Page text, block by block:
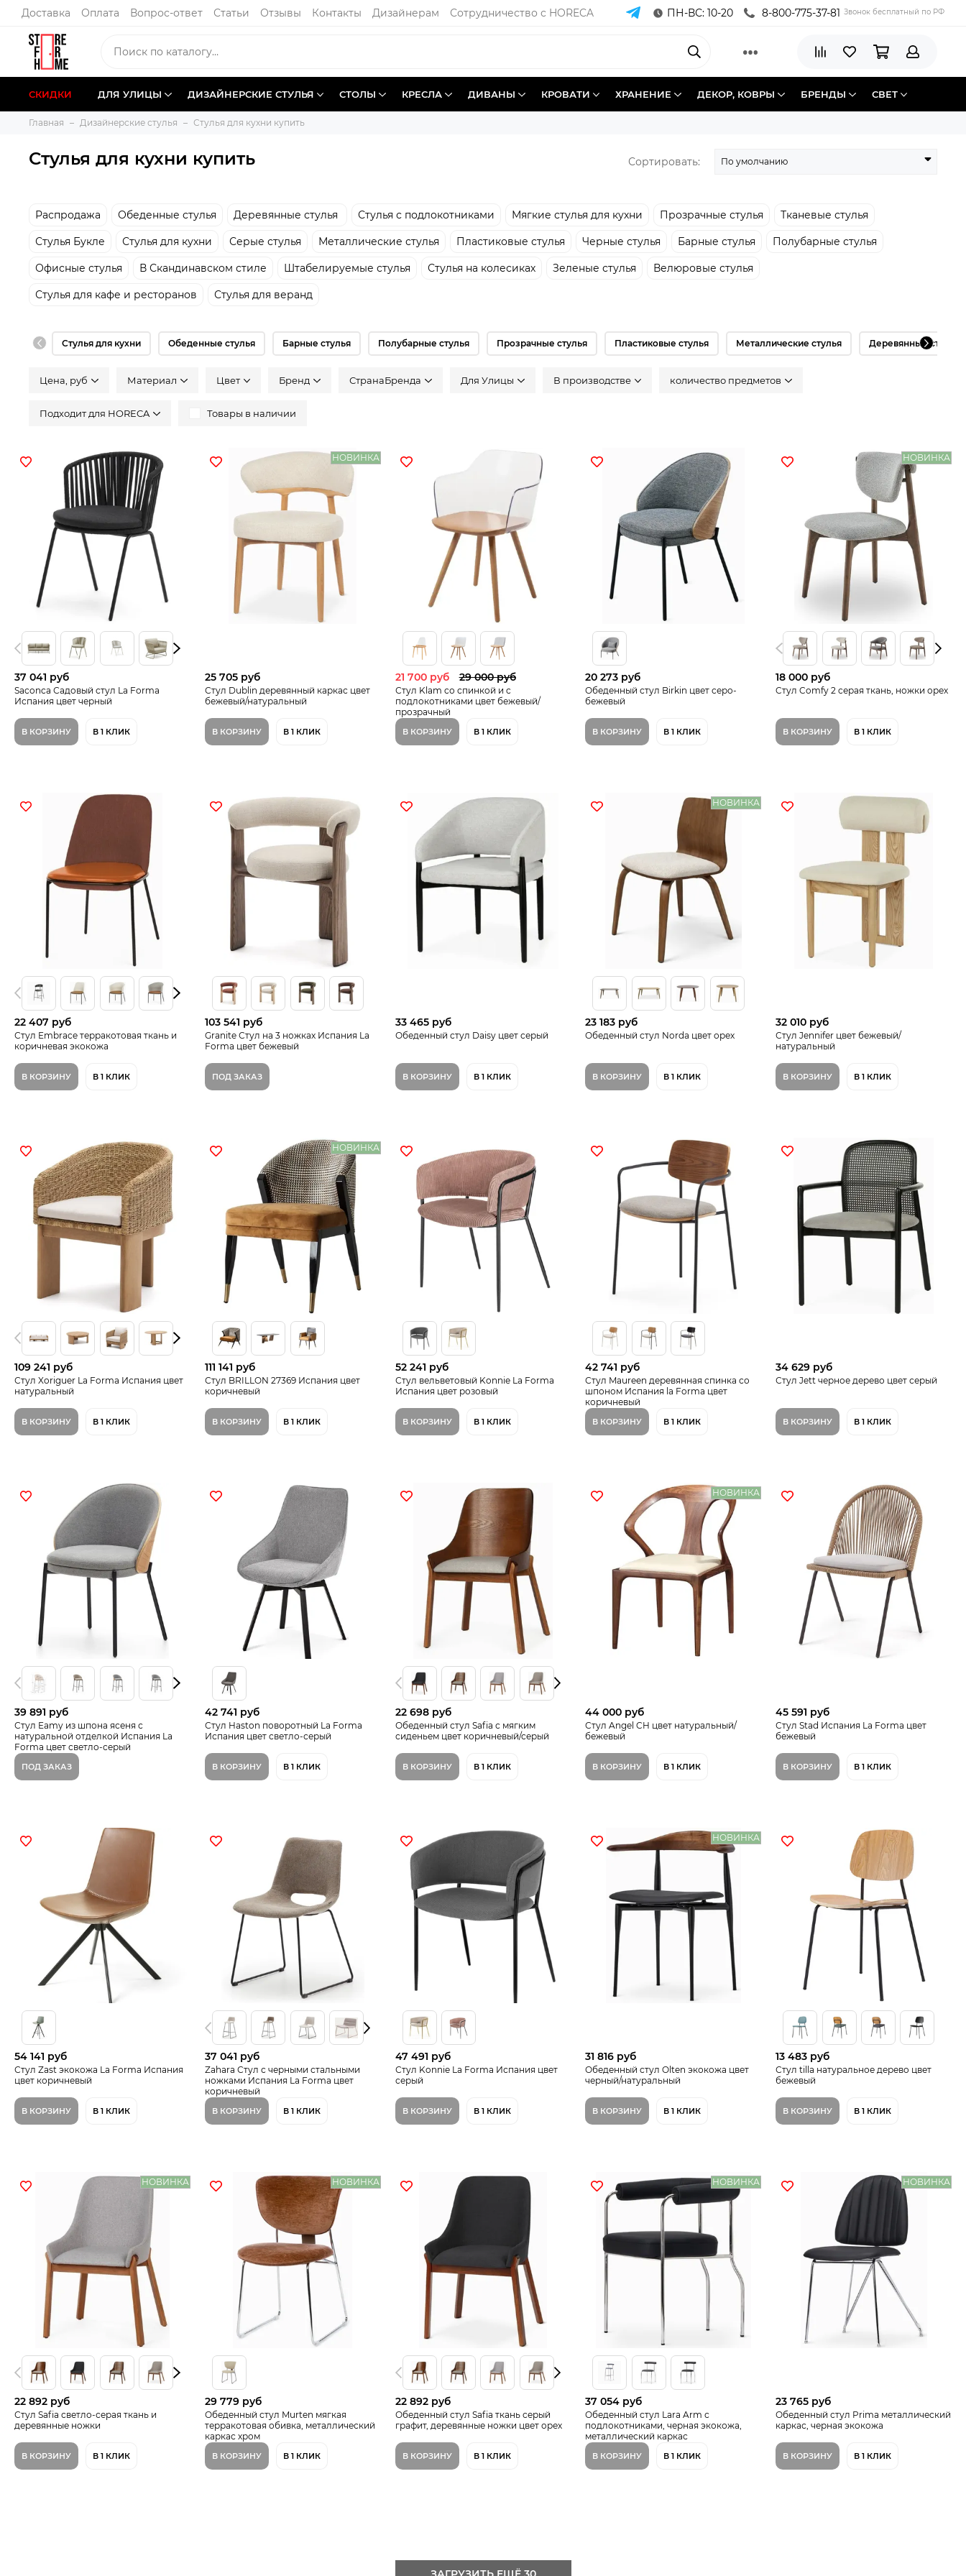
Доставка Оплата Вопрос-ответ Статьи Отзывы Контакты Дизайнерам Сотрудничество с HORECA ПН-ВС: 10-20 8-800-775-37-81 Звонок бесплатный по РФ
СКИДКИ ДЛЯ УЛИЦЫ ДИЗАЙНЕРСКИЕ СТУЛЬЯ СТОЛЫ КРЕСЛА ДИВАНЫ КРОВАТИ ХРАНЕНИЕ ДЕКОР, КОВРЫ БРЕНДЫ СВЕТ
Главная Дизайнерские стулья Стулья для кухни купить
Стулья для кухни купить Сортировать:
Распродажа Обеденные стулья Деревянные стулья Стулья с подлокотниками Мягкие стулья для кухни Прозрачные стулья Тканевые стулья
Стулья Букле Стулья для кухни Серые стулья Металлические стулья Пластиковые стулья Черные стулья Барные стулья Полубарные стулья
Офисные стулья В Скандинавском стиле Штабелируемые стулья Стулья на колесиках Зеленые стулья Велюровые стулья
Стулья для кафе и ресторанов Стулья для веранд
Стулья для кухни Обеденные стулья Барные стулья Полубарные стулья Прозрачные стулья Пластиковые стулья Металлические стулья Деревянные стулья
Цена, руб Материал Цвeт Бренд СтранаБренда Для Улицы В производстве количество предметов
Подходит для HORECA Товары в наличии
37 041 руб
Saconca Садовый стул La Forma
Испания цвет черный
В КОРЗИНУ В 1 КЛИК
НОВИНКА
25 705 руб
Стул Dublin деревянный каркас цвет
бежевый/натуральный
В КОРЗИНУ В 1 КЛИК
21 700 руб 29 000 руб
Стул Klam cо спинкой и c
подлокотниками цвет бежевый/
прозрачный
В КОРЗИНУ В 1 КЛИК
20 273 руб
Обеденный стул Birkin цвет серо-
бежевый
В КОРЗИНУ В 1 КЛИК
НОВИНКА
18 000 руб
Cтул Comfy 2 cерая ткань, ножки орех
В КОРЗИНУ В 1 КЛИК
22 407 руб
Стул Embrace терракотовая ткань и
коричневая экокожа
В КОРЗИНУ В 1 КЛИК
103 541 руб
Granite Стул на 3 ножках Испания La
Forma цвет бежевый
ПОД ЗАКАЗ
33 465 руб
Обеденный стул Daisy цвет серый
В КОРЗИНУ В 1 КЛИК
НОВИНКА
23 183 руб
Обеденный стул Norda цвет орех
В КОРЗИНУ В 1 КЛИК
32 010 руб
Стул Jennifer цвет бежевый/
натуральный
В КОРЗИНУ В 1 КЛИК
109 241 руб
Стул Xoriguer La Forma Испания цвет
натуральный
В КОРЗИНУ В 1 КЛИК
НОВИНКА
111 141 руб
Стул BRILLON 27369 Испания цвет
коричневый
В КОРЗИНУ В 1 КЛИК
52 241 руб
Стул вельветовый Konnie La Forma
Испания цвет розовый
В КОРЗИНУ В 1 КЛИК
42 741 руб
Стул Maureen деревянная спинка со
шпоном Испания la Forma цвет
коричневый
В КОРЗИНУ В 1 КЛИК
34 629 руб
Стул Jett черное дерево цвет серый
В КОРЗИНУ В 1 КЛИК
39 891 руб
Стул Eamy из шпона ясеня с
натуральной отделкой Испания La
Forma цвет светло-серый
ПОД ЗАКАЗ
42 741 руб
Стул Haston поворотный La Forma
Испания цвет светло-серый
В КОРЗИНУ В 1 КЛИК
22 698 руб
Обеденный стул Safia с мягким
сиденьем цвет коричневый/серый
В КОРЗИНУ В 1 КЛИК
НОВИНКА
44 000 руб
Стул Angel CH цвет натуральный/
бежевый
В КОРЗИНУ В 1 КЛИК
45 591 руб
Стул Stad Испания La Forma цвет
бежевый
В КОРЗИНУ В 1 КЛИК
54 141 руб
Стул Zast экокожа La Forma Испания
цвет коричневый
В КОРЗИНУ В 1 КЛИК
37 041 руб
Zahara Стул с черными стальными
ножками Испания La Forma цвет
коричневый
В КОРЗИНУ В 1 КЛИК
47 491 руб
Стул Konnie La Forma Испания цвет
серый
В КОРЗИНУ В 1 КЛИК
НОВИНКА
31 816 руб
Обеденный стул Olten экокожа цвет
черный/натуральный
В КОРЗИНУ В 1 КЛИК
13 483 руб
Стул tilla натуральное дерево цвет
бежевый
В КОРЗИНУ В 1 КЛИК
НОВИНКА
22 892 руб
Стул Safia светло-серая ткань и
деревянные ножки
В КОРЗИНУ В 1 КЛИК
НОВИНКА
29 779 руб
Обеденный стул Murten мягкая
терракотовая обивка, металлический
каркас хром
В КОРЗИНУ В 1 КЛИК
22 892 руб
Обеденный стул Safia ткань серый
графит, деревянные ножки цвет орех
В КОРЗИНУ В 1 КЛИК
НОВИНКА
37 054 руб
Обеденный стул Lara Arm с
подлокотниками, черная экокожа,
металлический каркас
В КОРЗИНУ В 1 КЛИК
НОВИНКА
23 765 руб
Обеденный стул Prima металлический
каркас, черная экокожа
В КОРЗИНУ В 1 КЛИК